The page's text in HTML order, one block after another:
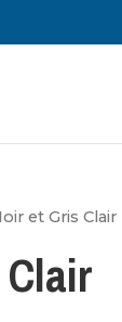
et Gris Clair